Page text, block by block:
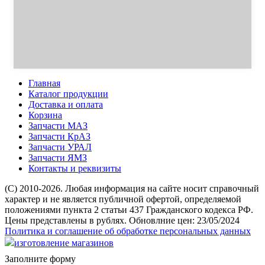
Главная
Каталог продукции
Доставка и оплата
Корзина
Запчасти МАЗ
Запчасти КрАЗ
Запчасти УРАЛ
Запчасти ЯМЗ
Контакты и реквизиты
(C) 2010-2026. Любая информация на сайте носит справочный
характер и не является публичной офертой, определяемой
положениями пункта 2 статьи 437 Гражданского кодекса РФ.
Цены представлены в рублях. Обновлние цен: 23/05/2024
Политика и соглашение об обработке персональных данных
изготовление магазинов
Заполните форму